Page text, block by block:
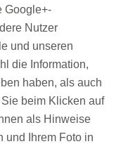
Google+-
Nutzer
und unseren
die Information,
haben, als auch
beim Klicken auf
als Hinweise
und Ihrem Foto in